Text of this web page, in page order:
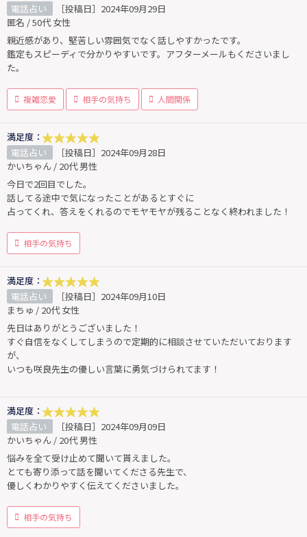
電話占い
［投稿日］2024年09月29日
匿名 / 50代 女性
親近感があり、堅苦しい雰囲気でなく話しやすかったです。
鑑定もスピーディで分かりやすいです。アフターメールもくださいまし
た。
複雑恋愛 相手の気持ち 人間関係
満足度：
電話占い
［投稿日］2024年09月28日
かいちゃん / 20代 男性
今日で2回目でした。
話してる途中で気になったことがあるとすぐに
占ってくれ、答えをくれるのでモヤモヤが残ることなく終われました！
相手の気持ち
満足度：
電話占い
［投稿日］2024年09月10日
まちゅ / 20代 女性
先日はありがとうございました！
すぐ自信をなくしてしまうので定期的に相談させていただいております
が、
いつも咲良先生の優しい言葉に勇気づけられてます！
満足度：
電話占い
［投稿日］2024年09月09日
かいちゃん / 20代 男性
悩みを全て受け止めて聞いて貰えました。
とても寄り添って話を聞いてくださる先生で、
優しくわかりやすく伝えてくださいました。
相手の気持ち